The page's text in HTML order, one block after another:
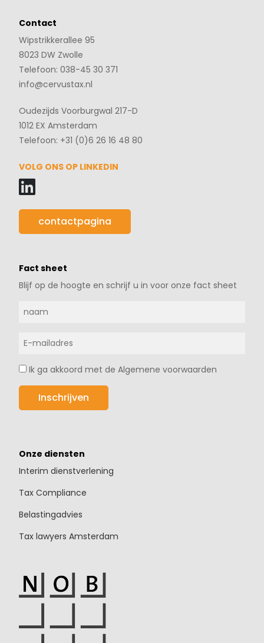
Contact
Wipstrikkerallee 95
8023 DW Zwolle
Telefoon: 038-45 30 371
info@cervustax.nl
Oudezijds Voorburgwal 217-D
1012 EX Amsterdam
Telefoon: +31 (0)6 26 16 48 80
VOLG ONS OP LINKEDIN
contactpagina
Fact sheet
Blijf op de hoogte en schrijf u in voor onze fact sheet
Ik ga akkoord met de Algemene voorwaarden
Onze diensten
Interim dienstverlening
Tax Compliance
Belastingadvies
Tax lawyers Amsterdam